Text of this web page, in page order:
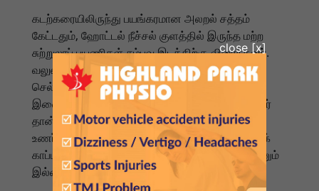
கடற்கரையிலிருந்து பயங்கரமான அலறல் சத்தம்
கேட்டதும், ஹோட்டல் நீச்சல் குளத்தில் இருந்த மற்ற
சுற்றுலாப் பயணிகள் சம்பவ இடத்திற்கு விரைந்தனர்.
வலுவான நீரோட்டத்தில் அவர் அடித்துச்
செல்லப்படுகிறார் என்று நினைத்து, அவர்கள் அந்த
இளைஞரைக் காப்பாற்ற முயன்றனர், ஆனால் பின்னர்
தான் அவர் முதலையின் பிடியில் இருப்பதை
உணர்ந்தனர். அவர்களில் ஒருவர் அந்த இளைஞரைக்
காப்பாற்ற கடலுக்குள் சென்றார், ஆனால் எந்தப் பயனும்
இல்லை.